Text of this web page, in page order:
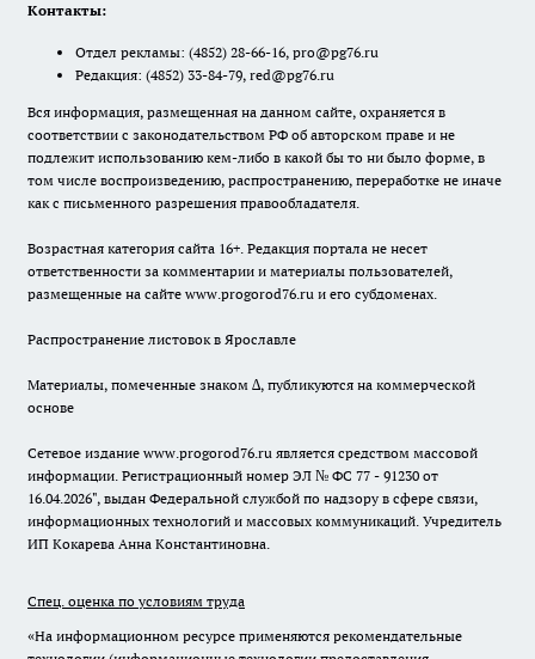
Контакты:
Отдел рекламы: (4852) 28-66-16, pro@pg76.ru
Редакция: (4852) 33-84-79, red@pg76.ru
Вся информация, размещенная на данном сайте, охраняется в
соответствии с законодательством РФ об авторском праве и не
подлежит использованию кем-либо в какой бы то ни было форме, в
том числе воспроизведению, распространению, переработке не иначе
как с письменного разрешения правообладателя.
Возрастная категория сайта 16+. Редакция портала не несет
ответственности за комментарии и материалы пользователей,
размещенные на сайте www.progorod76.ru и его субдоменах.
Распространение листовок в Ярославле
Материалы, помеченные знаком ∆, публикуются на коммерческой
основе
Сетевое издание www.progorod76.ru является средством массовой
информации. Регистрационный номер ЭЛ № ФС 77 - 91230 от
16.04.2026", выдан Федеральной службой по надзору в сфере связи,
информационных технологий и массовых коммуникаций. Учредитель
ИП Кокарева Анна Константиновна.
Спец. оценка по условиям труда
«На информационном ресурсе применяются рекомендательные